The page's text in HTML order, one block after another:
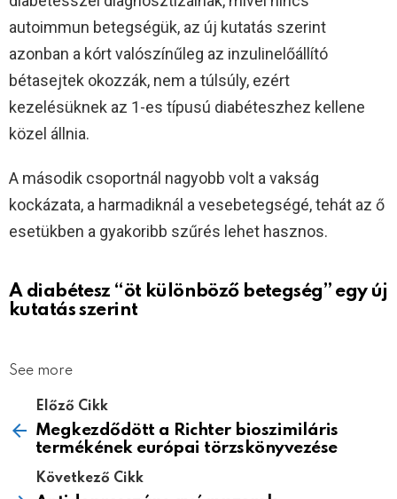
autoimmun betegségük, az új kutatás szerint
azonban a kórt valószínűleg az inzulinelőállító
bétasejtek okozzák, nem a túlsúly, ezért
kezelésüknek az 1-es típusú diabéteszhez kellene
közel állnia.
A második csoportnál nagyobb volt a vakság
kockázata, a harmadiknál a vesebetegségé, tehát az ő
esetükben a gyakoribb szűrés lehet hasznos.
A diabétesz “öt különböző betegség” egy új
kutatás szerint
See more
Előző Cikk
Megkezdődött a Richter bioszimiláris
termékének európai törzskönyvezése
Következő Cikk